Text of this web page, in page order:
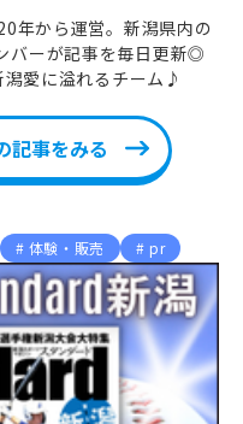
年から運営。新潟県内の
バーが記事を毎日更新◎
愛に溢れるチーム♪
記事をみる
体験・販売 pr